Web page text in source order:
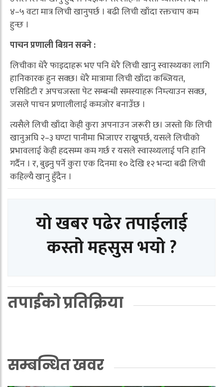
४–५ वटा मात्र लिची खानुपर्छ । बढी लिची खाँदा रक्तचाप कम
हुन्छ ।
पाचन प्रणाली बिग्रन सक्ने :
लिचीका धेरै फाइदाहरू भए पनि धेरै लिची खानु स्वास्थ्यका लागि
हानिकारक हुन सक्छ। धेरै मात्रामा लिची खाँदा कब्जियत,
एसिडिटी र अपचजस्ता पेट सम्बन्धी समस्याहरू निम्त्याउन सक्छ,
जसले पाचन प्रणालीलाई कमजोर बनाउँछ ।
त्यसैले लिची खाँदा केही कुरा अपनाउन जरूरी छ। जस्तो कि लिची
खानुअघि २–३ घण्टा पानीमा भिजाएर राख्नुपर्छ, यसले लिचीको
प्रभावलाई केही हदसम्म कम गर्छ र यसले स्वास्थ्यलाई पनि हानि
गर्दैन । र, बुझ्नु पर्ने कुरा एक दिनमा १० देखि १२ भन्दा बढी लिची
कहिल्यै खानु हुँदैन ।
यो खबर पढेर तपाईलाई
कस्तो महसुस भयो ?
तपाईको प्रतिक्रिया
सम्बन्धित खवर